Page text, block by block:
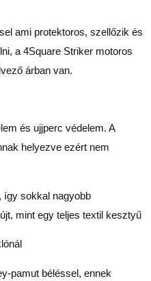
ami protektoros, szellőzik és
a 4Square Striker motoros
árban van.
és ujjperc védelem. A
helyezve ezért nem
így sokkal nagyobb
mint egy teljes textil kesztyű
pamut béléssel, ennek